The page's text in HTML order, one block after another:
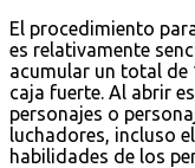
El procedimiento
es relativamente
acumular un total de
caja fuerte. Al abrir
personajes o
luchadores, incluso
habilidades de los